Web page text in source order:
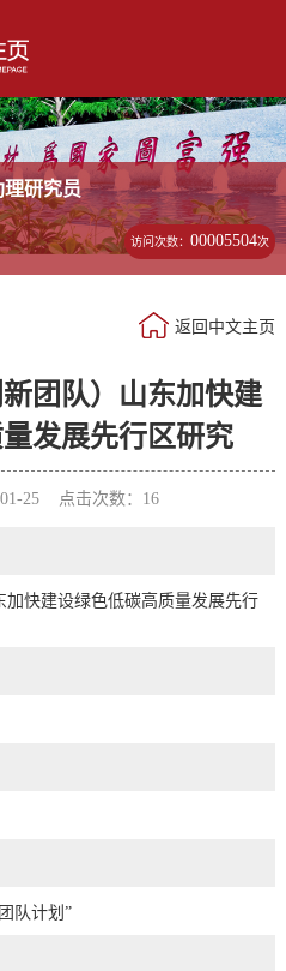
理研究员
访问次数：00005504次
返回中文主页
新团队）山东加快建
发展先行区研究
25 点击次数： 16
加快建设绿色低碳高质量发展先行
队计划”